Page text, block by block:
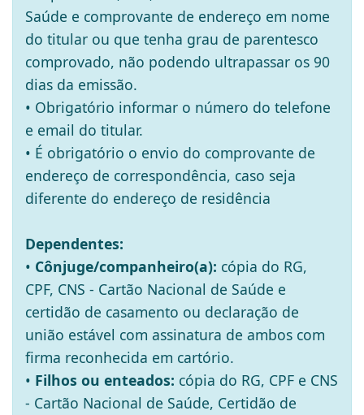
Saúde e comprovante de endereço em nome
do titular ou que tenha grau de parentesco
comprovado, não podendo ultrapassar os 90
dias da emissão.
• Obrigatório informar o número do telefone
e email do titular.
• É obrigatório o envio do comprovante de
endereço de correspondência, caso seja
diferente do endereço de residência
Dependentes:
• Cônjuge/companheiro(a): cópia do RG,
CPF, CNS - Cartão Nacional de Saúde e
certidão de casamento ou declaração de
união estável com assinatura de ambos com
firma reconhecida em cartório.
• Filhos ou enteados: cópia do RG, CPF e CNS
- Cartão Nacional de Saúde, Certidão de